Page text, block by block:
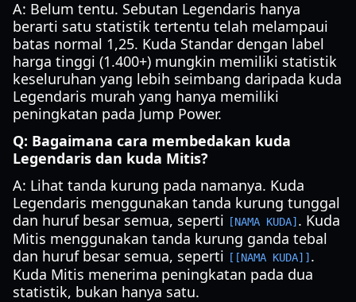
A: Belum tentu. Sebutan Legendaris hanya
berarti satu statistik tertentu telah melampaui
batas normal 1,25. Kuda Standar dengan label
harga tinggi (1.400+) mungkin memiliki statistik
keseluruhan yang lebih seimbang daripada kuda
Legendaris murah yang hanya memiliki
peningkatan pada Jump Power.
Q: Bagaimana cara membedakan kuda
Legendaris dan kuda Mitis?
A: Lihat tanda kurung pada namanya. Kuda
Legendaris menggunakan tanda kurung tunggal
dan huruf besar semua, seperti
[NAMA KUDA] . Kuda
Mitis menggunakan tanda kurung ganda tebal
dan huruf besar semua, seperti
[[NAMA KUDA]] .
Kuda Mitis menerima peningkatan pada dua
statistik, bukan hanya satu.